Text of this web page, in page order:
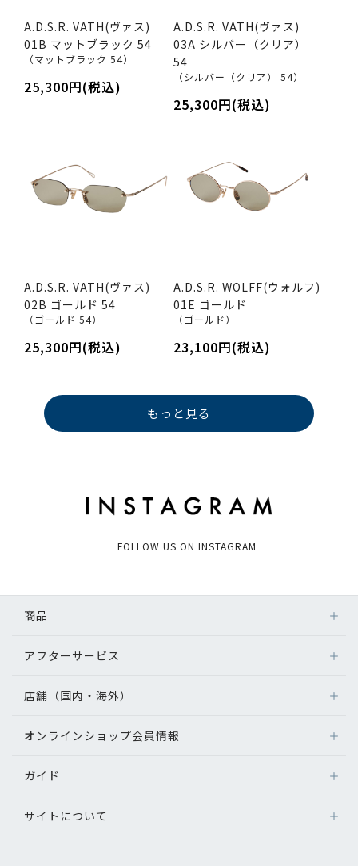
A.D.S.R. VATH(ヴァス)
01B マットブラック 54
（マットブラック 54）
25,300円(税込)
A.D.S.R. VATH(ヴァス)
03A シルバー（クリア）
54
（シルバー（クリア） 54）
25,300円(税込)
A.D.S.R. VATH(ヴァス)
02B ゴールド 54
（ゴールド 54）
25,300円(税込)
A.D.S.R. WOLFF(ウォルフ)
01E ゴールド
（ゴールド）
23,100円(税込)
もっと見る
FOLLOW US ON INSTAGRAM
商品
アフターサービス
店舗（国内・海外）
オンラインショップ会員情報
ガイド
サイトについて